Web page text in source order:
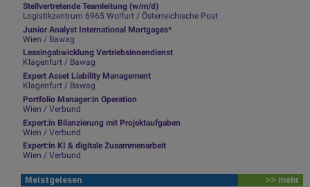
Stellvertretende Teamleitung (w/m/d)
Logistikzentrum 6965 Wolfurt / Österreichische Post
Junior Analyst International Mortgages*
Wien / Bawag
Leasingabwicklung Vertriebsinnendienst
Klagenfurt / Bawag
Expert Asset Liability Management
Klagenfurt / Bawag
Portfolio Manager:in Operation
Wien / Verbund
Expert:in Bilanzierung mit Projektaufgaben
Wien / Verbund
Expert:in KI & digitale Zusammenarbeit
Wien / Verbund
Meistgelesen >> mehr